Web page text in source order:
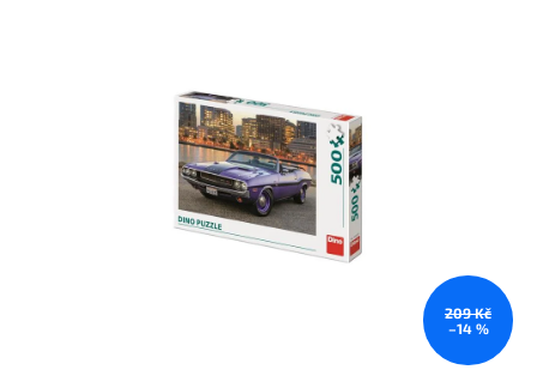
209 Kč
–14 %